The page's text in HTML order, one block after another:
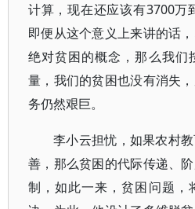
计算，现在还应该有3700万
即便从这个意义上来讲的话
绝对贫困的概念，那么我们
量，我们的贫困也没有消失
务仍然艰巨。
李小云担忧，如果农村
善，那么贫困的代际传递、
制，如此一来，贫困问题，